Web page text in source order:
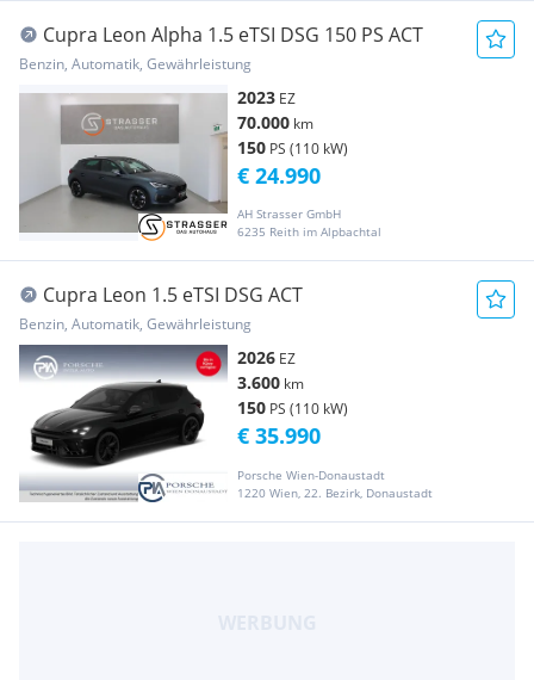
Cupra Leon Alpha 1.5 eTSI DSG 150 PS ACT
Benzin, Automatik, Gewährleistung
2023 EZ
70.000 km
150 PS (110 kW)
AH Strasser GmbH
6235 Reith im Alpbachtal
€ 24.990
Cupra Leon 1.5 eTSI DSG ACT
Benzin, Automatik, Gewährleistung
2026 EZ
3.600 km
150 PS (110 kW)
Porsche Wien-Donaustadt
1220 Wien, 22. Bezirk, Donaustadt
€ 35.990